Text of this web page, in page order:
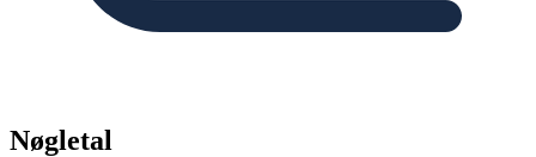
Nøgletal